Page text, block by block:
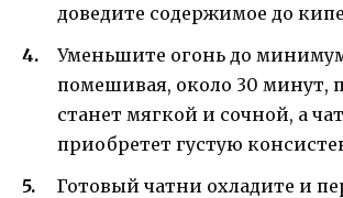
доведите содержимое до
Уменьшите огонь до
помешивая, около 30 минут,
станет мягкой и сочной, а
приобретет густую
Готовый чатни охладите и